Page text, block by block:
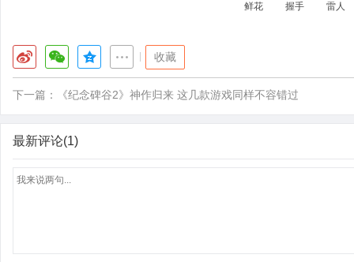
鲜花 握手 雷人
收藏
下一篇： 《纪念碑谷2》神作归来 这几款游戏同样不容错过
最新评论(1)